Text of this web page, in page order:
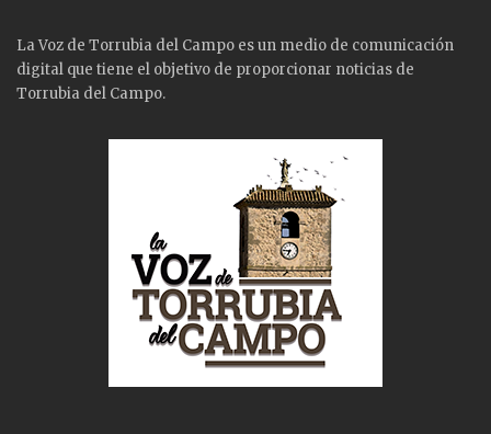
La Voz de Torrubia del Campo es un medio de comunicación
digital que tiene el objetivo de proporcionar noticias de
Torrubia del Campo.